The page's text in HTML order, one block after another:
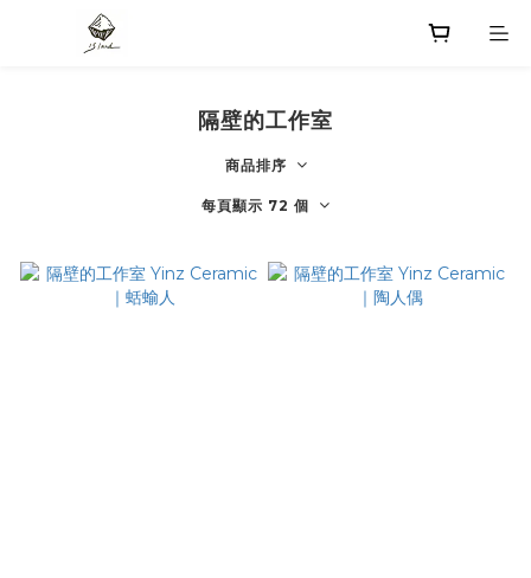
隔壁的工作室
商品排序
每頁顯示 72 個